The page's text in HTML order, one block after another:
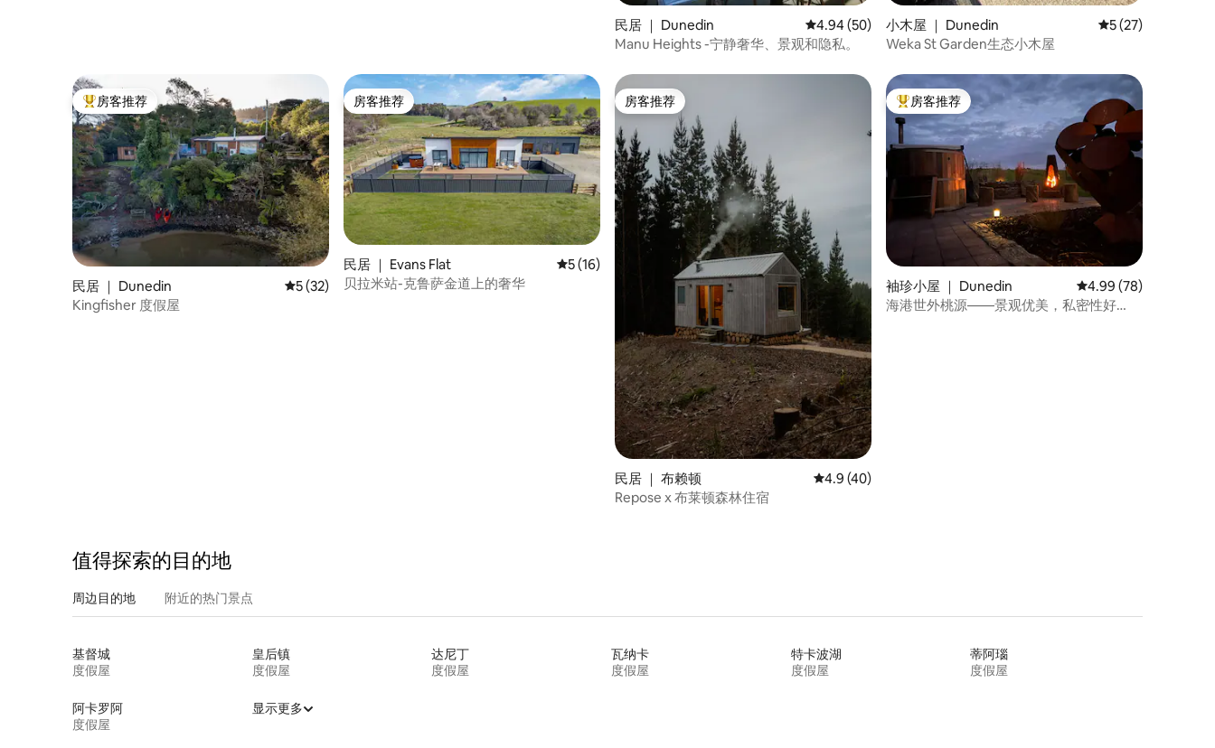
民居 ｜ Dunedin 平均评分 4.94 分（满分 5 分），共 50 条评价
4.94 (50)
Manu Heights -宁静奢华、景观和隐私。
小木屋 ｜ Dunedin 平均评分 5 分（满
5 (27)
Weka St Garden生态小木屋
热门「房客推荐」
房客推荐
民居 ｜ Dunedin 平均评分 5 分（满分 5 分），共 32 条评价
5 (32)
Kingfisher 度假屋
房客推荐
房客推荐
民居 ｜ Evans Flat 平均评分 5 分（满分 5 分），共 16 条评价
5 (16)
贝拉米站-克鲁萨金道上的奢华
房客推荐
房客推荐
民居 ｜ 布赖顿 平均评分 4.9 分（满分 5 分），共 40 条评价
4.9 (40)
Repose x 布莱顿森林住宿
热门「房客推荐」
房客推荐
袖珍小屋 ｜ Dunedin 平均评分 4.99 分（满
4.99 (78)
海港世外桃源——景观优美，私密性好
值得探索的目的地
周边目的地 附近的热门景点
基督城
度假屋
皇后镇
度假屋
达尼丁
度假屋
瓦纳卡
度假屋
特卡波湖
度假屋
蒂阿瑙
度假屋
阿卡罗阿
度假屋
显示更多